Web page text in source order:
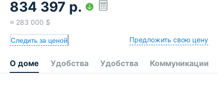
834 397 р.
≈ 283 000 $
Следить за ценой Предложить свою цену
О доме Удобства Удобства Коммуникации